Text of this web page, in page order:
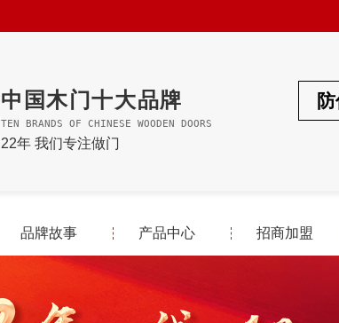
中国木门十大品牌
TEN BRANDS OF CHINESE WOODEN DOORS
22年 我们专注做门
品牌故事 产品中心 招商加盟